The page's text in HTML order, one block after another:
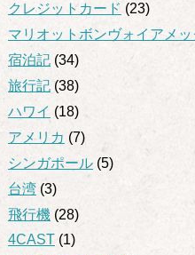
クレジットカード (23)
マリオットボンヴォイアメッ
宿泊記 (34)
旅行記 (38)
ハワイ (18)
アメリカ (7)
シンガポール (5)
台湾 (3)
飛行機 (28)
4CAST (1)